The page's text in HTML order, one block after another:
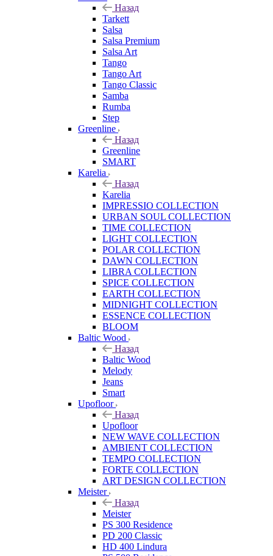
Назад
Tarkett
Salsa
Salsa Premium
Salsa Art
Tango
Tango Art
Tango Classic
Samba
Rumba
Step
Greenline
Назад
Greenline
SMART
Karelia
Назад
Karelia
IMPRESSIO COLLECTION
URBAN SOUL COLLECTION
TIME COLLECTION
LIGHT COLLECTION
POLAR COLLECTION
DAWN COLLECTION
LIBRA COLLECTION
SPICE COLLECTION
EARTH COLLECTION
MIDNIGHT COLLECTION
ESSENCE COLLECTION
BLOOM
Baltic Wood
Назад
Baltic Wood
Melody
Jeans
Smart
Upofloor
Назад
Upofloor
NEW WAVE COLLECTION
AMBIENT COLLECTION
TEMPO COLLECTION
FORTE COLLECTION
ART DESIGN COLLECTION
Meister
Назад
Meister
PS 300 Residence
PD 200 Classic
HD 400 Lindura